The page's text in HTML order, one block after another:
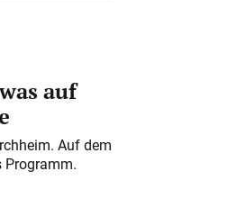
auf
Auf dem
Programm.